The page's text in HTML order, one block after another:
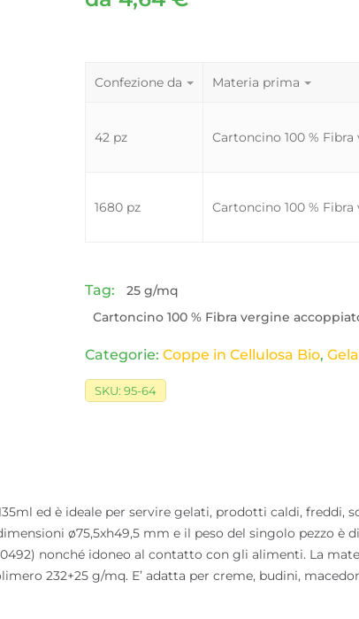
Confezione da Materia prima
42 pz Cartoncino 100 %
1680 pz Cartoncino 100 %
Tag:
25 g/mq
Cartoncino 100 % Fibra vergine
Categorie:Coppe in Cellulosa Bio​,
SKU:95-64
ed è ideale per servire gelati, prodotti caldi, freddi,
ø75,5xh49,5 mm e il peso del singolo pezzo è di
nonché idoneo al contatto con gli alimenti. La
232+25 g/mq. E’ adatta per creme, budini,